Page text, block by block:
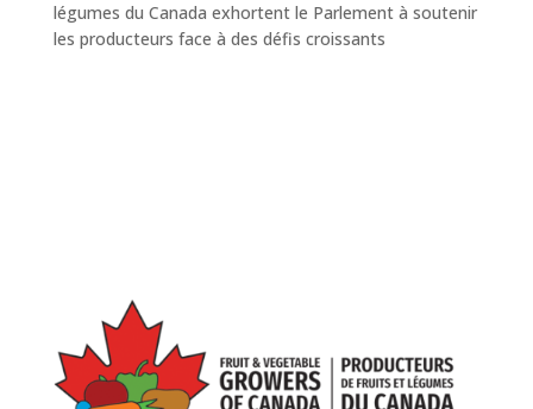
légumes du Canada exhortent le Parlement à soutenir
les producteurs face à des défis croissants